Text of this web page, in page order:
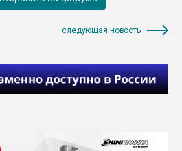
следующая новость